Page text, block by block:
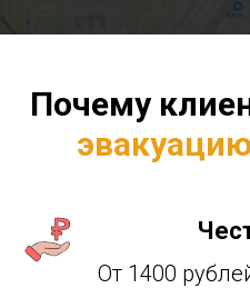
Почему
От 1400